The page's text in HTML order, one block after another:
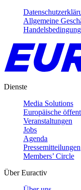
Allgemeine
Dienste
Media Solutions
Europäische
Veranstaltungen
Jobs
Agenda
Pressemitteilungen
Members’ Circle
Über Euractiv